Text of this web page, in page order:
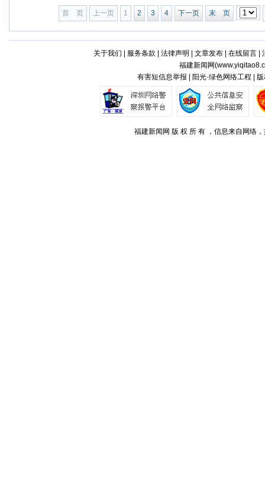
首 页 上一页 1 2 3 4 下一页 末 页
关于我们 服务条款 法律声明 文章发布| 在线留言|
福建新闻网(
有害短信息举报 | 阳光·绿色网络工程 |
福建新闻网 版 权 所 有 ，信息来自网络